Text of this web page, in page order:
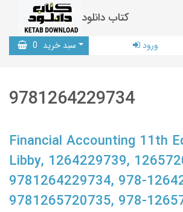
کتاب دانلود
سبد خرید 0 ورود
9781264229734
Financial Accounting 11th
Libby, 1264229739,
9781264229734, 978-
9781265720735, 978-